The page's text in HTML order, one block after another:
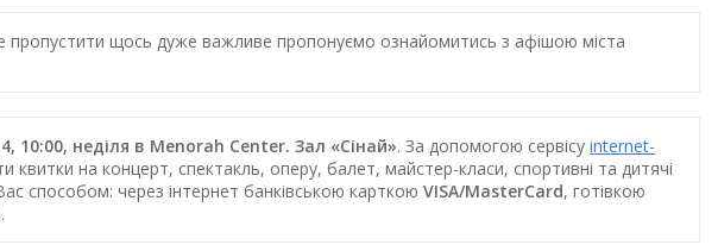
пропустити щось дуже важливе пропонуємо ознайомитись з афішою міста
10:00, неділя в Menorah Center. Зал «Сінай». За допомогою сервісу internet-
на концерт, спектакль, оперу, балет, майстер-класи, спортивні та дитячі
способом: через інтернет банківською карткою VISA/MasterCard, готівкою
.